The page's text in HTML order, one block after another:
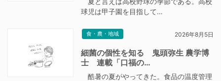
球児は甲子園を目指して…
食・農・地域 2026年8月5日
細菌の個性を知る 鬼頭弥生 農学博
士 連載「口福の…
酷暑の夏がやってきた。食品の温度管理